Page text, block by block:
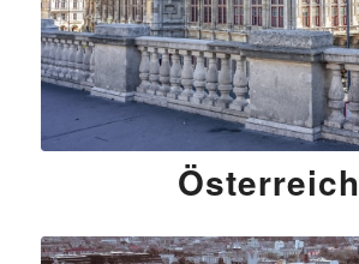
Österreich